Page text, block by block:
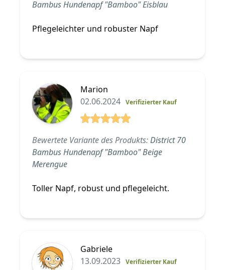
Bambus Hundenapf "Bamboo" Eisblau
Pflegeleichter und robuster Napf
Marion
02.06.2024 Verifizierter Kauf
Bewertete Variante des Produkts:District 70
Bambus Hundenapf "Bamboo" Beige
Merengue
Toller Napf, robust und pflegeleicht.
Gabriele
13.09.2023 Verifizierter Kauf